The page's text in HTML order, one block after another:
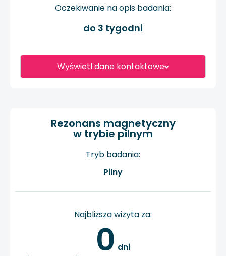
Wyświetl dane kontaktowe
Oczekiwanie na opis badania:
do 3 tygodni
Rezonans magnetyczny
w trybie pilnym
Tryb badania:
Pilny
Najbliższa wizyta za:
0 dni